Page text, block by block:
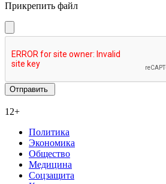
Прикрепить файл
12+
Политика
Экономика
Общество
Медицина
Соцзащита